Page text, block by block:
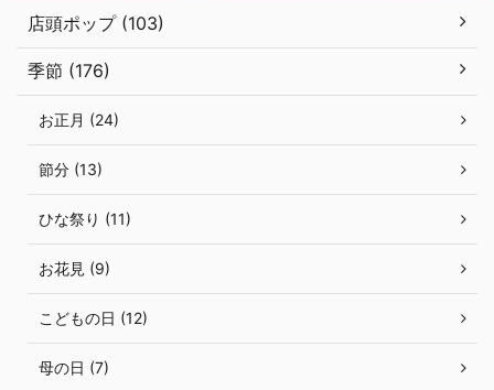
店頭ポップ (103)
季節 (176)
お正月 (24)
節分 (13)
ひな祭り (11)
お花見 (9)
こどもの日 (12)
母の日 (7)